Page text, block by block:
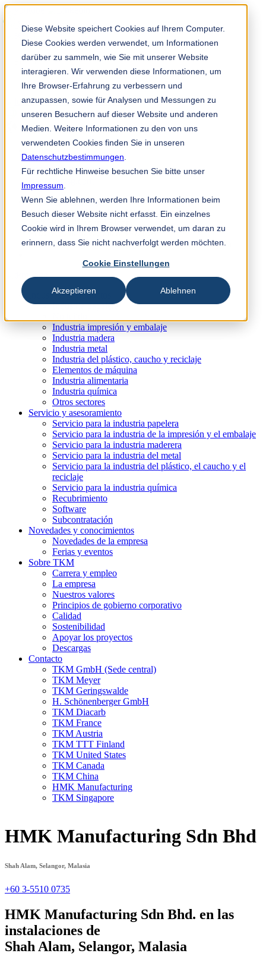
Diese Website speichert Cookies auf Ihrem Computer.
Diese Cookies werden verwendet, um Informationen
darüber zu sammeln, wie Sie mit unserer Website
interagieren. Wir verwenden diese Informationen, um
Ihre Browser-Erfahrung zu verbessern und
anzupassen, sowie für Analysen und Messungen zu
unseren Besuchern auf dieser Website und anderen
Medien. Weitere Informationen zu den von uns
verwendeten Cookies finden Sie in unseren
Datenschutzbestimmungen
Für rechtliche Hinweise besuchen Sie bitte unser
Impressum
Wenn Sie ablehnen, werden Ihre Informationen beim
Besuch dieser Website nicht erfasst. Ein einzelnes
Cookie wird in Ihrem Browser verwendet, um daran zu
erinnern, dass Sie nicht nachverfolgt werden möchten.
Cookie Einstellungen
Akzeptieren Ablehnen
Solution Finder
TKM App
es
+60 (3) 7875 - 7669
TKM Blades Malaysia SDN. BHD
Plaza Kelana Jaya, Jalan SS7/13A
47301 Petaling Jaya Petaling Jaya, Selangor, Malaysia
Industrias y productos
Industria papelera
Industria impresión y embalaje
Industria madera
Industria metal
Industria del plástico, caucho y reciclaje
Elementos de máquina
Industria alimentaria
Industria química
Otros sectores
Servicio y asesoramiento
Servicio para la industria papelera
Servicio para la industria de la impresión y el embalaje
Servicio para la industria maderera
Servicio para la industria del metal
Servicio para la industria del plástico, el caucho y el
reciclaje
Servicio para la industria química
Recubrimiento
Software
Subcontratación
Novedades y conocimientos
Novedades de la empresa
Ferias y eventos
Sobre TKM
Carrera y empleo
La empresa
Nuestros valores
Principios de gobierno corporativo
Calidad
Sostenibilidad
Apoyar los proyectos
Descargas
Contacto
TKM GmbH (Sede central)
TKM Meyer
TKM Geringswalde
H. Schönenberger GmbH
TKM Diacarb
TKM France
TKM Austria
TKM TTT Finland
TKM United States
TKM Canada
TKM China
HMK Manufacturing
TKM Singapore
HMK Manufacturing Sdn Bhd
Shah Alam, Selangor, Malasia
+60 3-5510 0735
HMK Manufacturing Sdn Bhd. en las
instalaciones de
Shah Alam, Selangor, Malasia